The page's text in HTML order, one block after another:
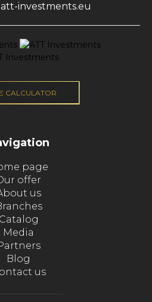
investments.eu
CALCULATOR
page
offer
us
Catalog
Media
Blog
us